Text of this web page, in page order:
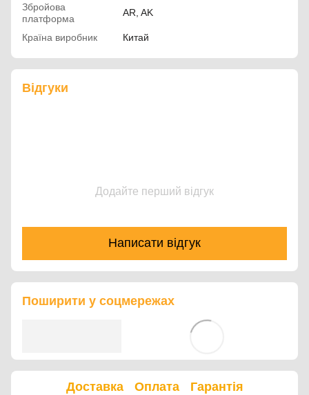
Збройова
платформа
AR, AK
Країна виробник Китай
Відгуки
Додайте перший відгук
Написати відгук
Поширити у соцмережах
Доставка Оплата Гарантія